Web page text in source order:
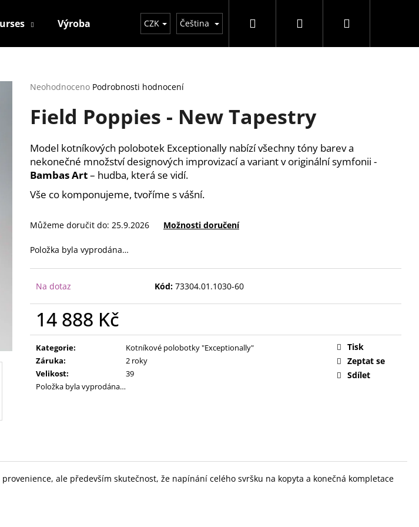
Výroba Kontakty
CZK Čeština Hledat PřihlášeníNákupní
Průměrné
produktu
je
z
5
hvězdiček.
Neohodnoceno Podrobnosti hodnocení
Field Poppies - New Tapestry
Model kotníkových polobotek Exceptionally nabízí všechny tóny barev a
nekonečné množství designových improvizací a variant v originální symfonii -
Bambas Art– hudba, která se vidí.
Vše co komponujeme, tvoříme s vášní.
Můžeme doručit do: 25.9.2026 Možnosti doručení
Položka byla vyprodána…
Na dotaz Kód: 73304.01.1030-60
14 888 Kč
Měrná
cena:
Kategorie:
Kotníkové polobotky "Exceptionally"
Záruka:
2 roky
Velikost:
39
Položka byla vyprodána…
Tisk
Zeptat se
Sdílet
ale především skutečnost, že napínání celého svršku na kopyta a konečná kompletace
HLEDAT